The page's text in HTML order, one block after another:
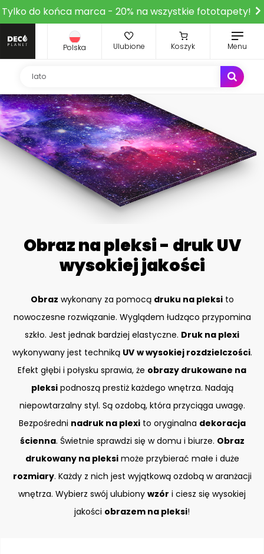
Tylko do końca marca - 20% na wszystkie fototapety!
Polska Ulubione Koszyk Menu
Obraz na pleksi - druk UV
wysokiej jakości
Obraz wykonany za pomocą druku na pleksito
nowoczesne rozwiązanie. Wyglądem łudząco przypomina
szkło. Jest jednak bardziej elastyczne. Druk na plexi
wykonywany jest techniką UV w wysokiej rozdzielczości.
Efekt głębi i połysku sprawia, że obrazy drukowane na
pleksipodnoszą prestiż każdego wnętrza. Nadają
niepowtarzalny styl. Są ozdobą, która przyciąga uwagę.
Bezpośredni nadruk na plexito oryginalna dekoracja
ścienna. Świetnie sprawdzi się w domu i biurze. Obraz
drukowany na pleksimoże przybierać małe i duże
rozmiary. Każdy z nich jest wyjątkową ozdobą w aranżacji
wnętrza. Wybierz swój ulubiony wzór i ciesz się wysokiej
jakości obrazem na pleksi!